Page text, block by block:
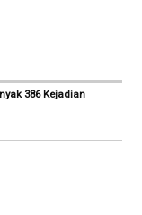
386 Kejadian